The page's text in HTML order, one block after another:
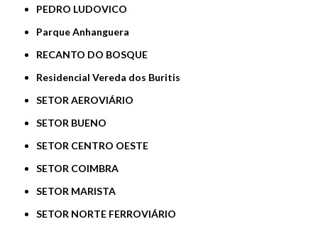
PEDRO LUDOVICO
Parque Anhanguera
RECANTO DO BOSQUE
Residencial Vereda dos Buritis
SETOR AEROVIÁRIO
SETOR BUENO
SETOR CENTRO OESTE
SETOR COIMBRA
SETOR MARISTA
SETOR NORTE FERROVIÁRIO